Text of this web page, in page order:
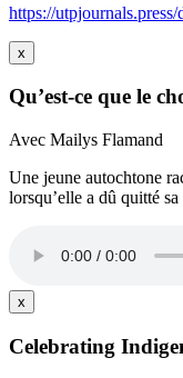
https://
x
Qu’est-ce que le
Avec Mailys Flamand
Une jeune autochtone
lorsqu’elle a dû quitté
x
Celebrating